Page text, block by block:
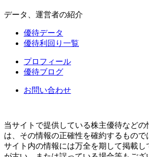
データ、運営者の紹介
優待データ
優待利回り一覧
プロフィール
優待ブログ
お問い合わせ
当サイトで提供している株主優待などの
は、その情報の正確性を確約するもので
サイト内の情報には万全を期して掲載し